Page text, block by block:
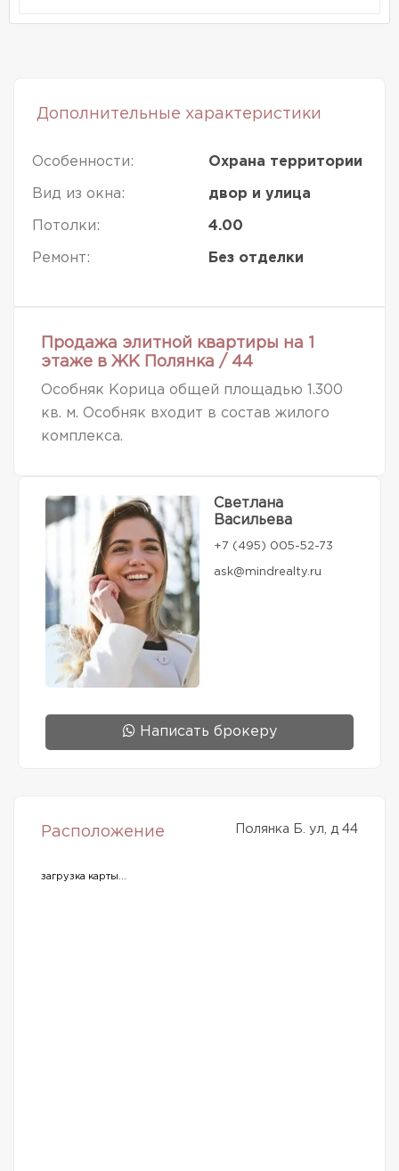
Дополнительные характеристики
Особенности: Охрана территории
Вид из окна: двор и улица
Потолки: 4.00
Ремонт: Без отделки
Продажа элитной квартиры на 1
этаже в ЖК Полянка / 44
Особняк Корица общей площадью 1.300
кв. м. Особняк входит в состав жилого
комплекса.
Светлана
Васильева
+7 (495) 005-52-73
ask@mindrealty.ru
Написать брокеру
Расположение Полянка Б. ул, д 44
загрузка карты...